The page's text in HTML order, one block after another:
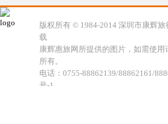
版权所有 © 1984-2014 深圳市康辉
载
康辉惠旅网所提供的图片，如需使
所有。
电话：0755-88862139/88862161/
号-1